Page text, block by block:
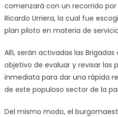
comenzará con un recorrido
Ricardo Urriera, la cual fue
plan piloto en materia de
Allí, serán activadas las
objetivo de evaluar y revisar las
inmediata para dar una rápida
de este populoso sector de la
Del mismo modo, el